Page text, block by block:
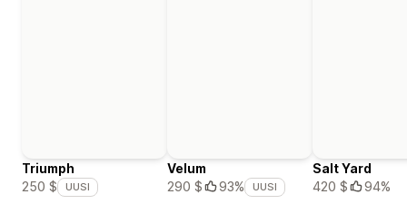
Triumph
250 $
UUSI
Velum
290 $
93% UUSI
Salt Yard
420 $
94%